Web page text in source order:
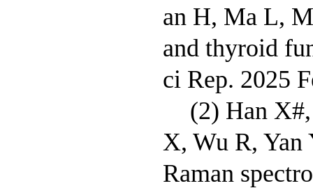
an H, Ma L,
and thyroid
ci Rep. 2025
(2) Han
X, Wu R,
Raman